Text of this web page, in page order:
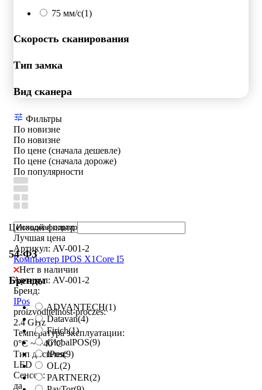
75 мм/с(1)
Скорость сканирования
Тип замка
Вид сканера
Фильтры
По новизне
По новизне
По цене (сначала дешевле)
По цене (сначала дороже)
По популярности
Ценовой фильтр
54-ФЗ
Бренды
ADVANTECH(1)
Datavan(4)
Firich(1)
GlobalPOS(9)
IPos(9)
OL(2)
PARTNER(2)
Лучшая цена
Артикул: AV-001-2
Компьютер IPOS X1Core I5
Нет в наличии
Артикул: AV-001-2
Бренд:
IPos
proizvoditelnost-proczes:
2.4 GHz
Температура эксплуатации:
0°C ~ +40°C
Тип дисплея:
LED
Сенсор:
да